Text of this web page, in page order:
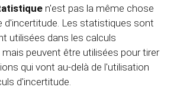
n'est pas la même chose
d'incertitude. Les statistiques sont
utilisées dans les calculs
peuvent être utilisées pour tirer
qui vont au-delà de l'utilisation
d'incertitude.